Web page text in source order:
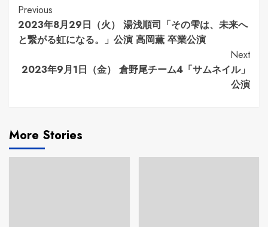
Continue
Reading
Previous
2023年8月29日（火） 湯浅順司「その雫は、未来へ
と繋がる虹になる。」公演 高岡薫 卒業公演
Next
2023年9月1日（金） 倉野尾チーム4「サムネイル」
公演
More Stories